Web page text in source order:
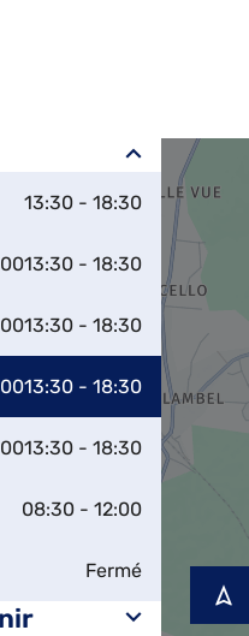
13:30 - 18:30
13:30 - 18:30
13:30 - 18:30
13:30 - 18:30
13:30 - 18:30
08:30 - 12:00
Fermé